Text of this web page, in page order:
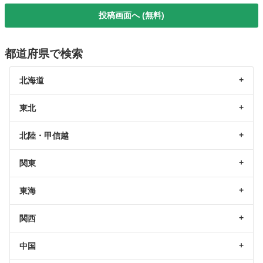
投稿画面へ (無料)
都道府県で検索
北海道
東北
北陸・甲信越
関東
東海
関西
中国